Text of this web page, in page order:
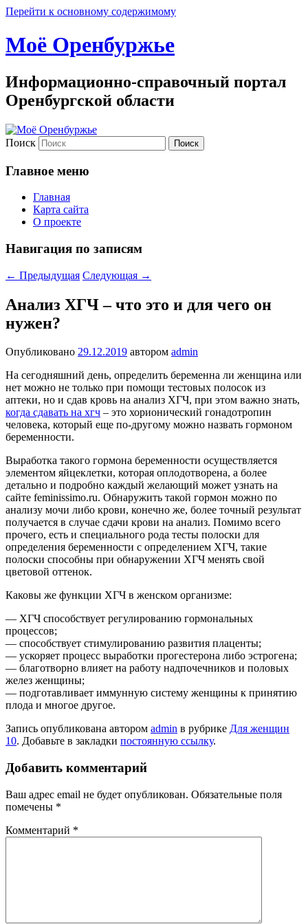
Перейти к основному содержимому
Моё Оренбуржье
Информационно-справочный портал
Оренбургской области
Поиск
Главное меню
Главная
Карта сайта
О проекте
Навигация по записям
← Предыдущая Следующая →
Анализ ХГЧ – что это и для чего он
нужен?
Опубликовано 29.12.2019 автором admin
На сегодняшний день, определить беременна ли женщина или
нет можно не только при помощи тестовых полосок из
аптеки, но и сдав кровь на анализ ХГЧ, при этом важно знать,
когда сдавать на хгч – это хорионический гонадотропин
человека, который еще по-другому можно назвать гормоном
беременности.
Выработка такого гормона беременности осуществляется
элементом яйцеклетки, которая оплодотворена, а более
детально и подробно каждый желающий может узнать на
сайте feminissimo.ru. Обнаружить такой гормон можно по
анализу мочи либо крови, конечно же, более точный результат
получается в случае сдачи крови на анализ. Помимо всего
прочего, есть и специального рода тесты полоски для
определения беременности с определением ХГЧ, такие
полоски способны при обнаружении ХГЧ менять свой
цветовой оттенок.
Каковы же функции ХГЧ в женском организме:
— ХГЧ способствует регулированию гормональных
процессов;
— способствует стимулированию развития плаценты;
— ускоряет процесс выработки прогестерона либо эстрогена;
— благотворно влияет на работу надпочечников и половых
желез женщины;
— подготавливает иммунную систему женщины к принятию
плода и многое другое.
Запись опубликована автором admin в рубрике Для женщин
10. Добавьте в закладки постоянную ссылку.
Добавить комментарий
Ваш адрес email не будет опубликован. Обязательные поля
помечены *
Комментарий *